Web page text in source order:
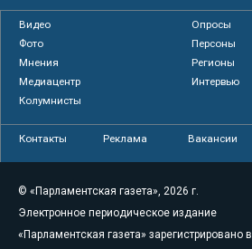
Видео
Опросы
Фото
Персоны
Мнения
Регионы
Медиацентр
Интервью
Колумнисты
Контакты Реклама Вакансии
© «Парламентская газета», 2026 г.
Электронное периодическое издание
«Парламентская газета» зарегистрировано в